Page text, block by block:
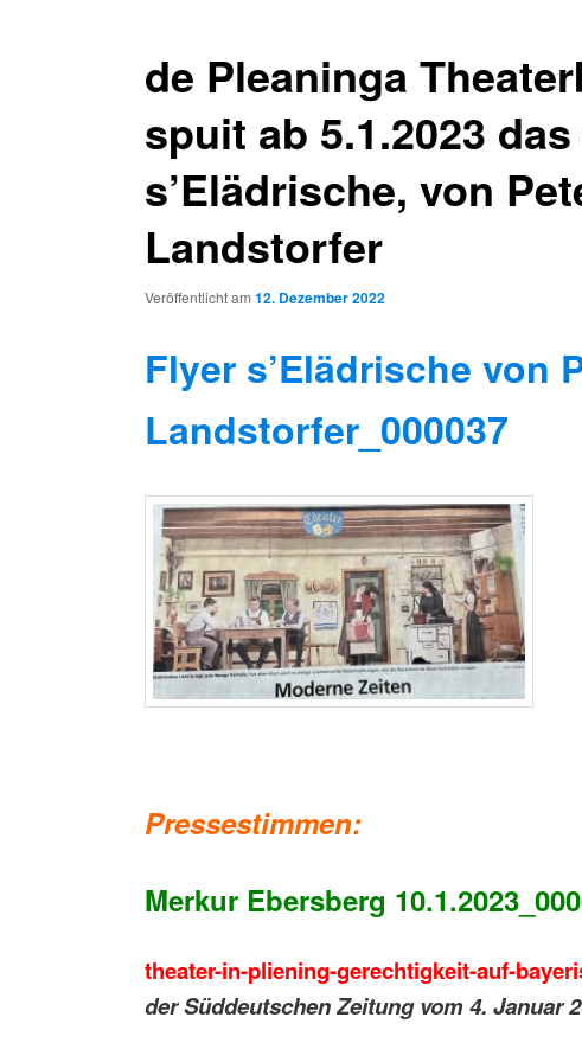
de Pleaninga
spuit ab 5.1.2023
s’Elädrische, von
Landstorfer
Veröffentlicht am 12. Dezember 2022
Flyer s’Elädrische von
Landstorfer_000037
Pressestimmen:
Merkur Ebersberg
theater-in-pliening-gerechtigkeit-auf-
der Süddeutschen Zeitung vom 4. Januar